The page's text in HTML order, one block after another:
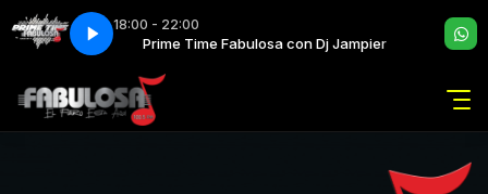
18:00 - 22:00
Dj Jampier Prime Time Fabulosa con Dj Jampier